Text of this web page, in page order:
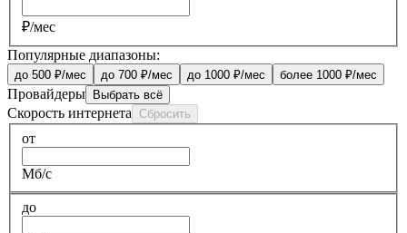
₽/мес
Популярные диапазоны:
до 500 ₽/мес до 700 ₽/мес до 1000 ₽/мес более 1000 ₽/мес
Провайдеры Выбрать всё
Скорость интернета Сбросить
от
Мб/с
до